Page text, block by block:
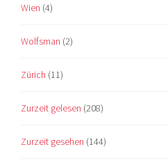
Wien (4)
Wolfsman (2)
Zürich (11)
Zurzeit gelesen (208)
Zurzeit gesehen (144)